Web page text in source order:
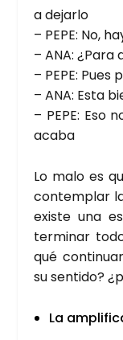
a dejar­lo
– PEPE: No,
– ANA: ¿Para
– PEPE:
– ANA: Esta
– PEPE: Eso
aca­ba
Lo malo es
con­tem­plar
exis­te una
ter­mi­nar
qué
su sen­ti­do?
La